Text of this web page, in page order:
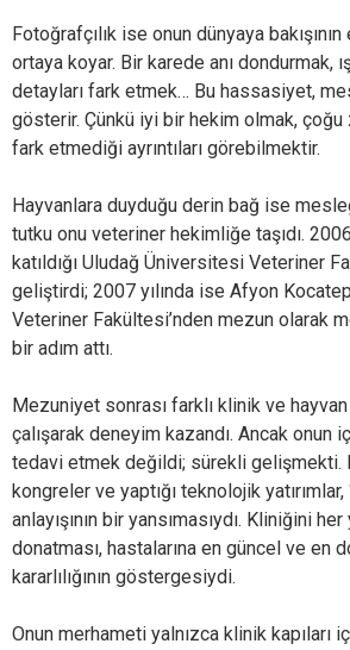
Fotoğrafçılık ise onun dünyaya
ortaya koyar. Bir karede anı dondurmak,
detayları fark etmek… Bu hassasiyet,
gösterir. Çünkü iyi bir hekim olmak, çoğu
fark etmediği ayrıntıları görebilmektir.
Hayvanlara duyduğu derin bağ ise
tutku onu veteriner hekimliğe taşıdı.
katıldığı Uludağ Üniversitesi Veteriner
geliştirdi; 2007 yılında ise Afyon
Veteriner Fakültesi’nden mezun olarak
bir adım attı.
Mezuniyet sonrası farklı klinik ve
çalışarak deneyim kazandı. Ancak onun
tedavi etmek değildi; sürekli gelişmekti.
kongreler ve yaptığı teknolojik
anlayışının bir yansımasıydı. Kliniğini
donatması, hastalarına en güncel ve en
kararlılığının göstergesiydi.
Onun merhameti yalnızca klinik kapıları